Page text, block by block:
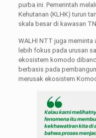
purba ini. Pemerintah
Kehutanan (KLHK) turun
skala besar di kawasan
WALHI NTT juga meminta
lebih fokus pada urusan
ekosistem komodo
berbasis pada
merusak ekosistem